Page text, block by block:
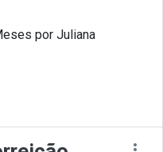
por Juliana